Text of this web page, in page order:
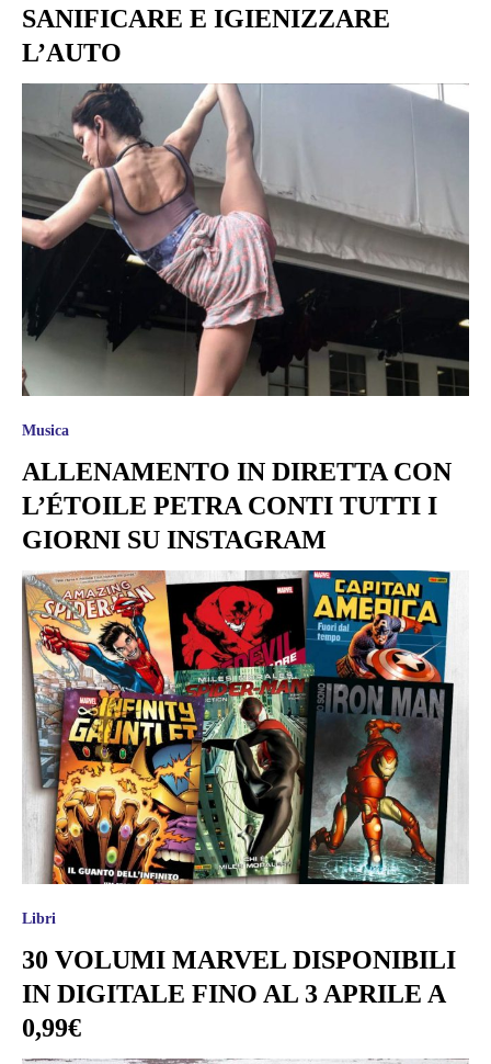
SANIFICARE E IGIENIZZARE
L’AUTO
Musica
ALLENAMENTO IN DIRETTA CON
L’ÉTOILE PETRA CONTI TUTTI I
GIORNI SU INSTAGRAM
Libri
30 VOLUMI MARVEL DISPONIBILI
IN DIGITALE FINO AL 3 APRILE A
0,99€